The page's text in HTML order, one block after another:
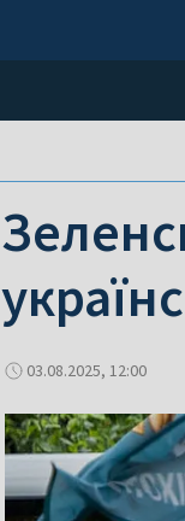
03.08.2025, 12:00